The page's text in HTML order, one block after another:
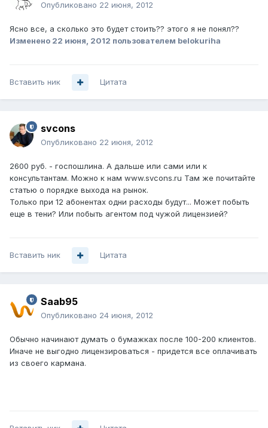
Опубликовано 22 июня, 2012
Ясно все, а сколько это будет стоить?? этого я не понял??
Изменено 22 июня, 2012 пользователем belokuriha
Вставить ник Цитата
svcons
Опубликовано 22 июня, 2012
2600 руб. - госпошлина. А дальше или сами или к
консультантам. Можно к нам www.svcons.ru Там же почитайте
статью о порядке выхода на рынок.
Только при 12 абонентах одни расходы будут... Может побыть
еще в тени? Или побыть агентом под чужой лицензией?
Вставить ник Цитата
Saab95
Опубликовано 24 июня, 2012
Обычно начинают думать о бумажках после 100-200 клиентов.
Иначе не выгодно лицензироваться - придется все оплачивать
из своего кармана.